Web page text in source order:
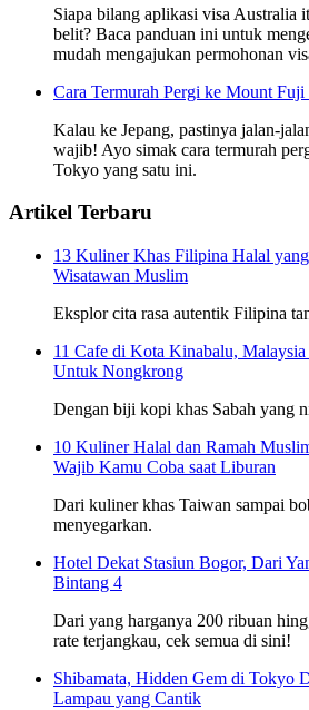
Siapa bilang aplikasi visa Australia
belit? Baca panduan ini untuk
mudah mengajukan permohonan
Cara Termurah Pergi ke Mount
Kalau ke Jepang, pastinya jalan-
wajib! Ayo simak cara termurah
Tokyo yang satu ini.
Artikel Terbaru
13 Kuliner Khas Filipina Halal
Wisatawan Muslim
Eksplor cita rasa autentik Filipina
11 Cafe di Kota Kinabalu,
Untuk Nongkrong
Dengan biji kopi khas Sabah yang
10 Kuliner Halal dan Ramah
Wajib Kamu Coba saat Liburan
Dari kuliner khas Taiwan sampai
menyegarkan.
Hotel Dekat Stasiun Bogor, Dari
Bintang 4
Dari yang harganya 200 ribuan
rate terjangkau, cek semua di sini!
Shibamata, Hidden Gem di Tokyo
Lampau yang Cantik